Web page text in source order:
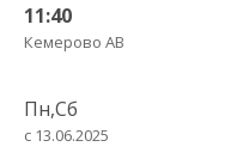
11:40
Кемерово АВ
Пн,Сб
с 13.06.2025